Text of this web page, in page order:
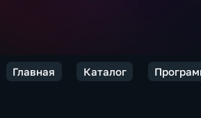
Главная Каталог